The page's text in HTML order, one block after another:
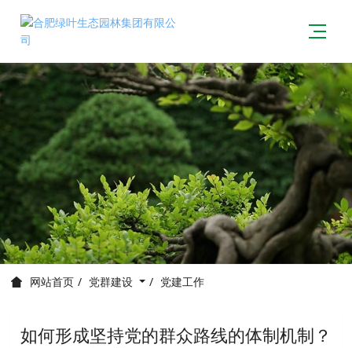
网站首页 党群建设 党建工作
如何形成坚持党的群众路线的体制机制？